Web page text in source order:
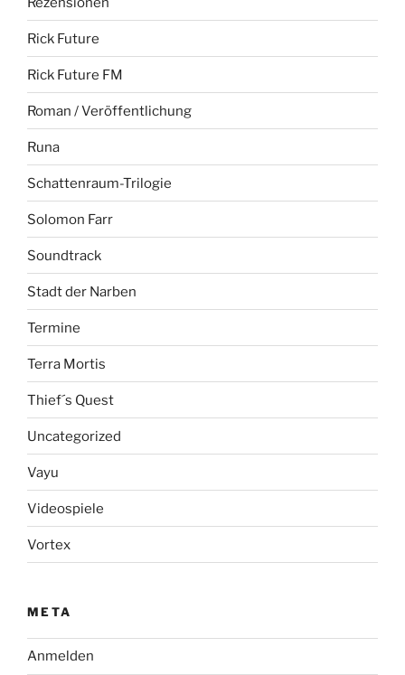
Rick Future
Rick Future FM
Roman / Veröffentlichung
Runa
Schattenraum-Trilogie
Solomon Farr
Soundtrack
Stadt der Narben
Termine
Terra Mortis
Thief´s Quest
Uncategorized
Vayu
Videospiele
Vortex
META
Anmelden